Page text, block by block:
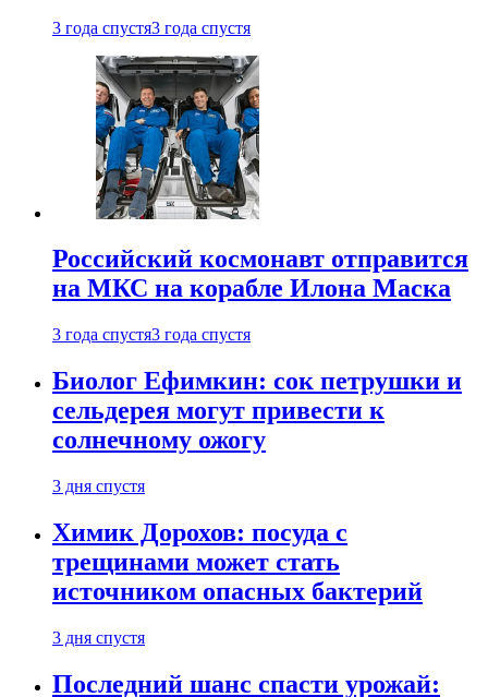
3 года спустя3 года спустя
Российский космонавт отправится
на МКС на корабле Илона Маска
3 года спустя3 года спустя
Биолог Ефимкин: сок петрушки и
сельдерея могут привести к
солнечному ожогу
3 дня спустя
Химик Дорохов: посуда с
трещинами может стать
источником опасных бактерий
3 дня спустя
Последний шанс спасти урожай: